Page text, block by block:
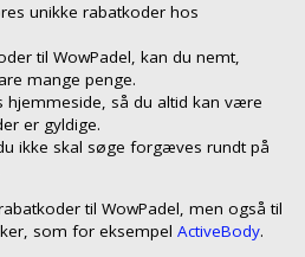
unikke rabatkoder hos
til WowPadel, kan du nemt,
mange penge.
hjemmeside, så du altid kan være
er gyldige.
ikke skal søge forgæves rundt på
til WowPadel, men også til
som for eksempel ActiveBody.